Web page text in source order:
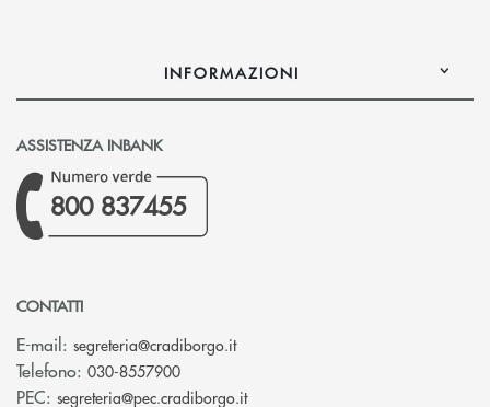
INFORMAZIONI
ASSISTENZA INBANK
800 837455
CONTATTI
E-mail: segreteria@cradiborgo.it(si apre l’app di posta elettronica)
Telefono: 030-8557900
PEC: segreteria@pec.cradiborgo.it(si apre l’app di posta